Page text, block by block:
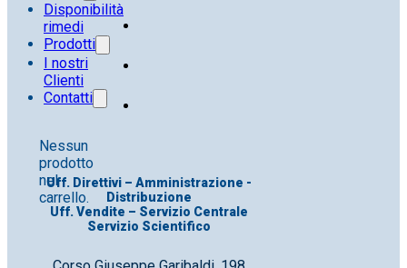
Disponibilità
rimedi
Prodotti
I nostri
Clienti
Contatti
Nessun
prodotto
nel
carrello.
Uff. Direttivi – Amministrazione -
Distribuzione
Uff. Vendite – Servizio Centrale
Servizio Scientifico